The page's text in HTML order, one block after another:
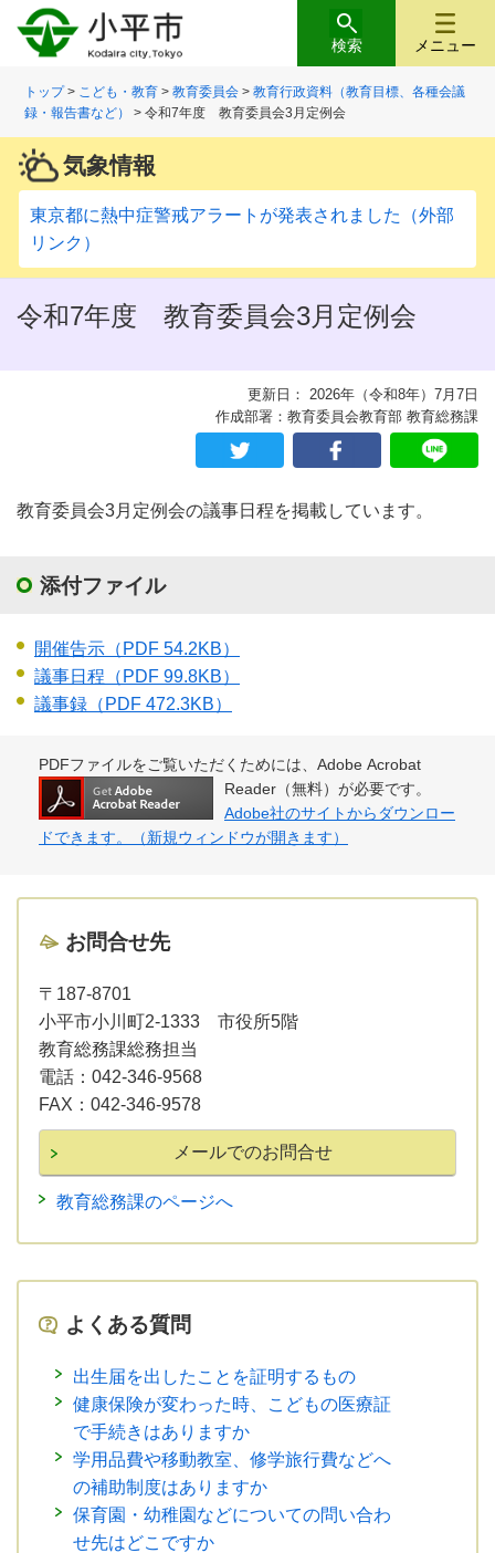
メニュー
検索
トップ> こども・教育 >教育委員会 >教育行政資料（教育目標、各種会議
録・報告書など）
> 令和7年度 教育委員会3月定例会
気象情報
東京都に熱中症警戒アラートが発表されました（外部
リンク）
令和7年度 教育委員会3月定例会
更新日： 2026年（令和8年）7月7日
作成部署：教育委員会教育部 教育総務課
教育委員会3月定例会の議事日程を掲載しています。
添付ファイル
開催告示 （PDF 54.2KB）
議事日程 （PDF 99.8KB）
議事録 （PDF 472.3KB）
PDFファイルをご覧いただくためには、Adobe Acrobat
Reader（無料）が必要です。
Adobe社のサイトからダウンロー
ドできます。（新規ウィンドウが開きます）
お問合せ先
〒187-8701
小平市小川町2-1333 市役所5階
教育総務課総務担当
電話： 042-346-9568
FAX： 042-346-9578
教育総務課のページへ
よくある質問
出生届を出したことを証明するもの
健康保険が変わった時、こどもの医療証
で手続きはありますか
学用品費や移動教室、修学旅行費などへ
の補助制度はありますか
保育園・幼稚園などについての問い合わ
せ先はどこですか